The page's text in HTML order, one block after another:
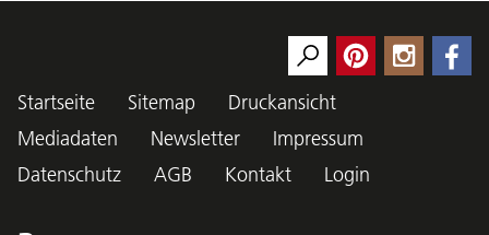
Startseite Sitemap
Druckansicht
Mediadaten
Newsletter
Impressum
Datenschutz
AGB Kontakt Login